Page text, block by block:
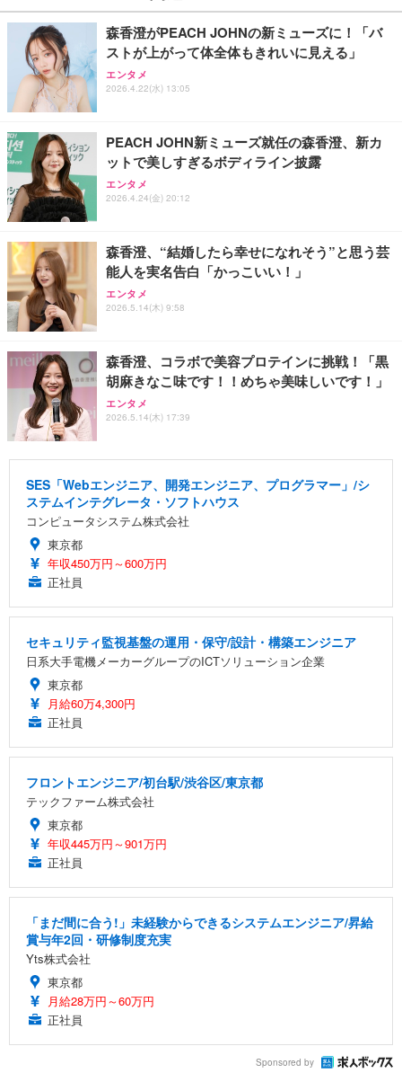
森香澄がPEACH JOHNの新ミューズに！「バ
ストが上がって体全体もきれいに見える」
エンタメ
2026.4.22(水) 13:05
PEACH JOHN新ミューズ就任の森香澄、新カ
ットで美しすぎるボディライン披露
エンタメ
2026.4.24(金) 20:12
森香澄、“結婚したら幸せになれそう”と思う芸
能人を実名告白「かっこいい！」
エンタメ
2026.5.14(木) 9:58
森香澄、コラボで美容プロテインに挑戦！「黒
胡麻きなこ味です！！めちゃ美味しいです！」
エンタメ
2026.5.14(木) 17:39
SES「Webエンジニア、開発エンジニア、プログラマー」/シ
ステムインテグレータ・ソフトハウス
コンピュータシステム株式会社
東京都
年収450万円～600万円
正社員
セキュリティ監視基盤の運用・保守/設計・構築エンジニア
日系大手電機メーカーグループのICTソリューション企業
東京都
月給60万4,300円
正社員
フロントエンジニア/初台駅/渋谷区/東京都
テックファーム株式会社
東京都
年収445万円～901万円
正社員
「まだ間に合う!」未経験からできるシステムエンジニア/昇給
賞与年2回・研修制度充実
Yts株式会社
東京都
月給28万円～60万円
正社員
Sponsored by